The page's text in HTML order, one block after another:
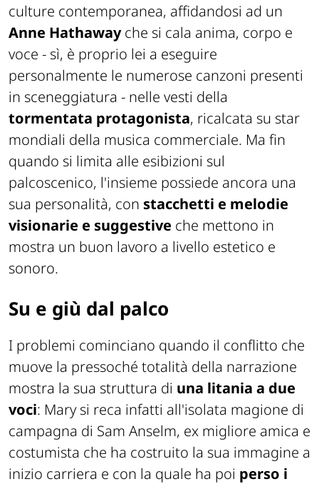
culture contemporanea, affidandosi ad un
Anne Hathawayche si cala anima, corpo e
voce - sì, è proprio lei a eseguire
personalmente le numerose canzoni presenti
in sceneggiatura - nelle vesti della
tormentata protagonista, ricalcata su star
mondiali della musica commerciale. Ma fin
quando si limita alle esibizioni sul
palcoscenico, l'insieme possiede ancora una
sua personalità, con stacchetti e melodie
visionarie e suggestive che mettono in
mostra un buon lavoro a livello estetico e
sonoro.
Su e giù dal palco
I problemi cominciano quando il conflitto che
muove la pressoché totalità della narrazione
mostra la sua struttura di una litania a due
voci: Mary si reca infatti all'isolata magione di
campagna di Sam Anselm, ex migliore amica e
costumista che ha costruito la sua immagine a
inizio carriera e con la quale ha poi perso i